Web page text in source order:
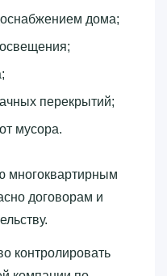
дома;
перекрытий;
мусора.
многоквартирным
договорам и
контролировать